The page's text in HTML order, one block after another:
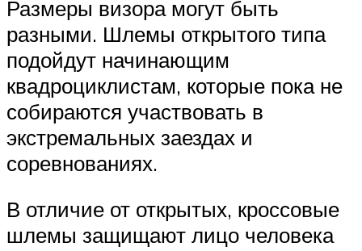
Размеры визора могут быть
разными. Шлемы открытого типа
подойдут начинающим
квадроциклистам, которые пока не
собираются участвовать в
экстремальных заездах и
соревнованиях.
В отличие от открытых, кроссовые
шлемы защищают лицо человека